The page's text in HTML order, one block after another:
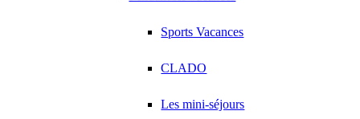
Sports Vacances
CLADO
Les mini-séjours